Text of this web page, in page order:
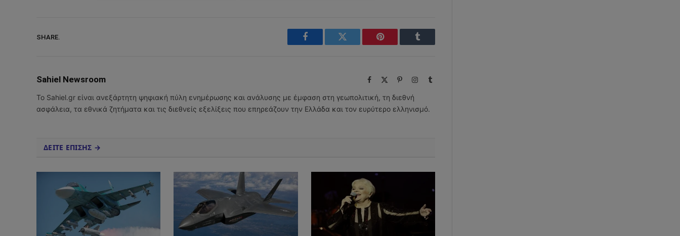
SHARE.
Facebook Twitter Pinterest Tumblr
Sahiel Newsroom Facebook PinterestInstagram
Tumblr
Το Sahiel.gr είναι ανεξάρτητη ψηφιακή πύλη ενημέρωσης και ανάλυσης με έμφαση στη γεωπολιτική, τη διεθνή
ασφάλεια, τα εθνικά ζητήματα και τις διεθνείς εξελίξεις που επηρεάζουν την Ελλάδα και τον ευρύτερο ελληνισμό.
ΔΕΙΤΕ ΕΠΙΣΗΣ →